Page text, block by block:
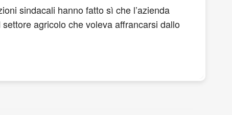
sindacali hanno fatto sì che l’azienda
agricolo che voleva affrancarsi dallo